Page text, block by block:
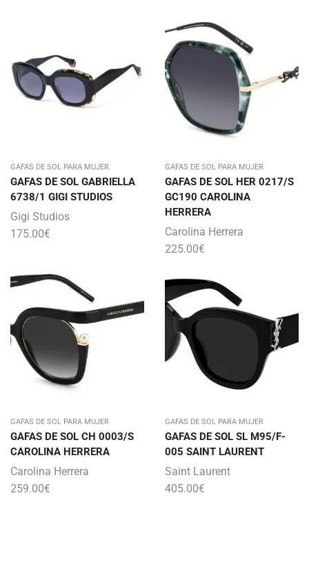
GAFAS DE SOL PARA MUJER
GAFAS DE SOL GABRIELLA
6738/1 GIGI STUDIOS
Gigi Studios
175.00€
GAFAS DE SOL PARA MUJER
GAFAS DE SOL HER 0217/S
GC190 CAROLINA
HERRERA
Carolina Herrera
225.00€
GAFAS DE SOL PARA MUJER
GAFAS DE SOL CH 0003/S
CAROLINA HERRERA
Carolina Herrera
259.00€
GAFAS DE SOL PARA MUJER
GAFAS DE SOL SL M95/F-
005 SAINT LAURENT
Saint Laurent
405.00€